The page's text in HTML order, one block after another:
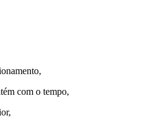
com o tempo,